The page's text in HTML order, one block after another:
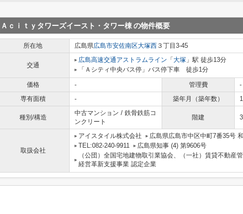
Ａｃｉｔｙタワーズイースト・タワー棟の物件概要
所在地 広島県広島市安佐南区大塚西 ３丁目3-45
交通
広島高速交通アストラムライン 「 大塚 」駅 徒歩13分
「Ａシティ中央バス停」バス停下車 徒歩1分
価格 - 管理費
-
専有面積
- 築年月（築年数）
種別/構造
中古マンション / 鉄骨鉄筋コ
ンクリート
階建
取扱会社
アイスタイル株式会社
広島県広島市中区中町7番35号
TEL:082-240-9911
広島県知事 (4) 第9606号
（公団）全国宅地建物取引業協会、（一社）賃貸不動産
経営革新支援事業 認定企業